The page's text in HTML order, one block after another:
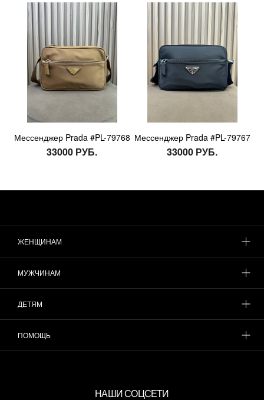
Мессенджер Prada #PL-79768
33000 РУБ.
Мессенджер Prada #PL-79767
33000 РУБ.
ЖЕНЩИНАМ
МУЖЧИНАМ
ДЕТЯМ
ПОМОЩЬ
НАШИ СОЦСЕТИ